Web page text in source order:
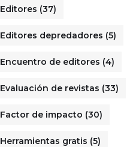
Editores (37)
Editores depredadores (5)
Encuentro de editores (4)
Evaluación de revistas (33)
Factor de impacto (30)
Herramientas gratis (5)